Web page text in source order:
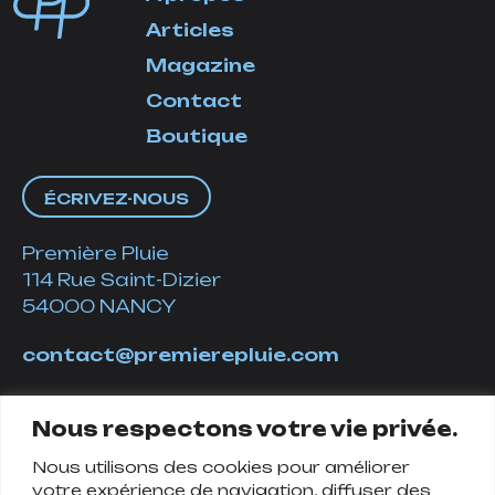
Nous respectons votre vie privée.
Nous utilisons des cookies pour améliorer
votre expérience de navigation, diffuser des
Articles
Magazine
Contact
Boutique
ÉCRIVEZ-NOUS
Première Pluie
114 Rue Saint-Dizier
54000 NANCY
contact@premierepluie.com
Suivez-nous